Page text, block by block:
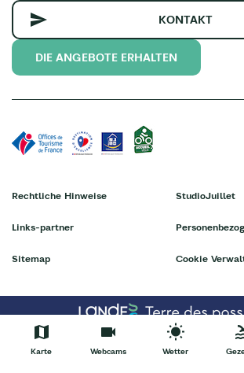
KONTAKT
DIE ANGEBOTE ERHALTEN
Rechtliche Hinweise
Links-partner
Sitemap
StudioJuillet
Cookie
Karte Webcams Wetter